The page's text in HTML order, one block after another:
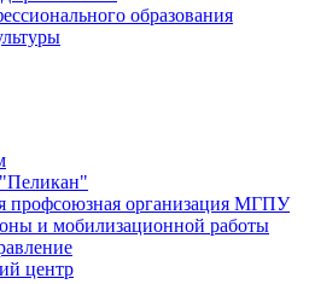
образования
профсоюзная организация МГПУ
и мобилизационной работы
центр